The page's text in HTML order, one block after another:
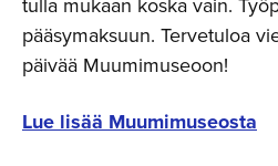
pääsymaksuun. Tervetuloa
päivää Muumimuseoon!
Lue lisää Muumimuseosta